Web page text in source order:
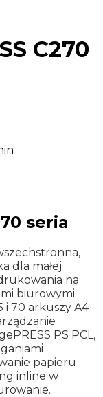
C270
seria
dla małej
na
biurowymi.
i 70 arkuszy A4
PS PCL,
papieru
inline w